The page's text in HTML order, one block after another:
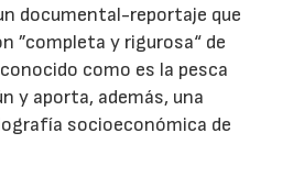
documental-reportaje que
”completa y rigurosa“ de
como es la pesca
y aporta, además, una
socioeconómica de